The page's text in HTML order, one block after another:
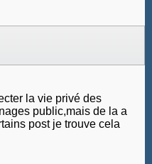
la vie privé des
public,mais de la a
post je trouve cela